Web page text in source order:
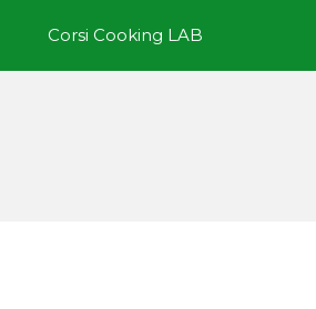
Corsi Cooking LAB